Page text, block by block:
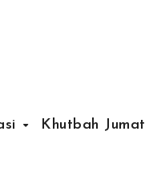
Khutbah Jumat